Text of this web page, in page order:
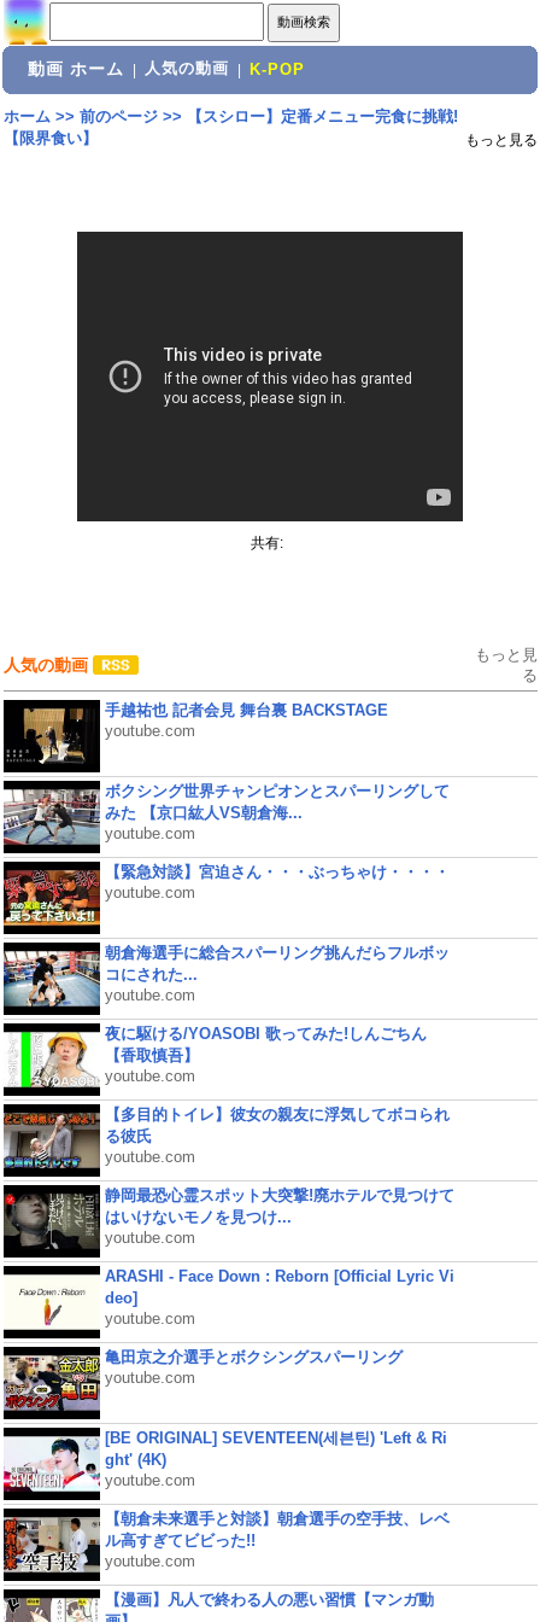
動画 ホーム 人気の動画 K-POP
ホーム>> 前のページ>>
【スシロー】定番メニュー完食に挑戦!
【限界食い】
もっと見る
共有:
人気の動画
もっと見
る
手越祐也 記者会見 舞台裏 BACKSTAGE
youtube.com
ボクシング世界チャンピオンとスパーリングして
みた 【京口紘人VS朝倉海...
youtube.com
【緊急対談】宮迫さん・・・ぶっちゃけ・・・・
youtube.com
朝倉海選手に総合スパーリング挑んだらフルボッ
コにされた...
youtube.com
夜に駆ける/YOASOBI 歌ってみた!しんごちん
【香取慎吾】
youtube.com
【多目的トイレ】彼女の親友に浮気してボコられ
る彼氏
youtube.com
静岡最恐心霊スポット大突撃!廃ホテルで見つけて
はいけないモノを見つけ...
youtube.com
ARASHI - Face Down : Reborn [Official Lyric Vi
deo]
youtube.com
亀田京之介選手とボクシングスパーリング
youtube.com
[BE ORIGINAL] SEVENTEEN(세븐틴) 'Left & Ri
ght' (4K)
youtube.com
【朝倉未来選手と対談】朝倉選手の空手技、レベ
ル高すぎてビビった!!
youtube.com
【漫画】凡人で終わる人の悪い習慣【マンガ動